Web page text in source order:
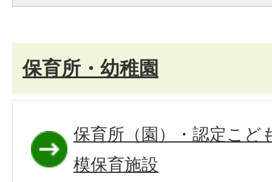
保育所・幼稚園
保育所（園）・認定こど
模保育施設